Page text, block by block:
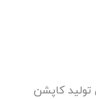
تولید کاپشن